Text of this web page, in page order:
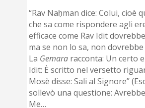
“Rav Naḥman dice: Colui, cioè
che sa come rispondere agli
efficace come Rav Idit
ma se non lo sa, non
La Gemara racconta: Un certo
Idit: È scritto nel versetto
Mosè disse: Sali al Signore”
sollevò una questione:
Me…